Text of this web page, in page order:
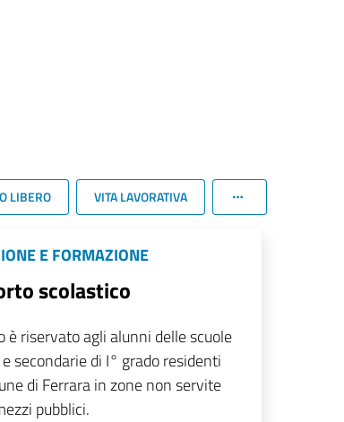
LIBERO VITA LAVORATIVA
E FORMAZIONE
scolastico
è riservato agli alunni delle scuole
secondarie di I° grado residenti
di Ferrara in zone non servite
pubblici.